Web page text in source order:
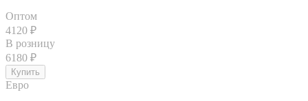
Оптом
4120 ₽
В розницу
6180 ₽
Евро